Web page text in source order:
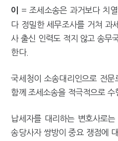
이
= 조세소송은 과거보다 치
다 정밀한 세무조사를 거쳐 과
사 출신 인력도 적지 않고 송무
한다.
국세청이 소송대리인으로 전
함께 조세소송을 적극적으로 수
납세자를 대리하는 변호사로
송당사자 쌍방이 중요 쟁점에